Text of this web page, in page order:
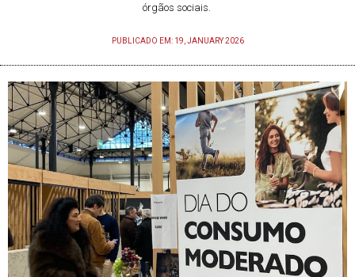
órgãos sociais.
PUBLICADO EM: 19, JANUARY 2026